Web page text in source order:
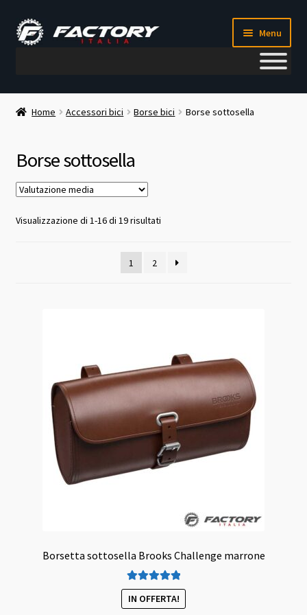
Vai
alla
Vai
al
Menu
Il mio account
Chi siamo
Home Accessori bici Borse bici Borse sottosella
Borse sottosella
Visualizzazione di 1-16 di 19 risultatiValutazione
1 2
Borsetta sottosella Brooks Challenge marrone
Valutato5.00
su 5
IN OFFERTA!